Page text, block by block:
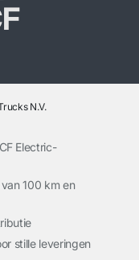
N.V.
Electric-
100 km en
stille leveringen